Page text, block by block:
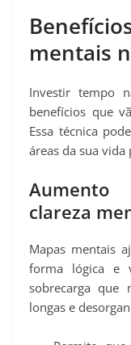
mentais
Investir tempo
benefícios que
Essa técnica
áreas da sua
clareza
Mapas mentais
forma lógica e
sobrecarga que
longas e